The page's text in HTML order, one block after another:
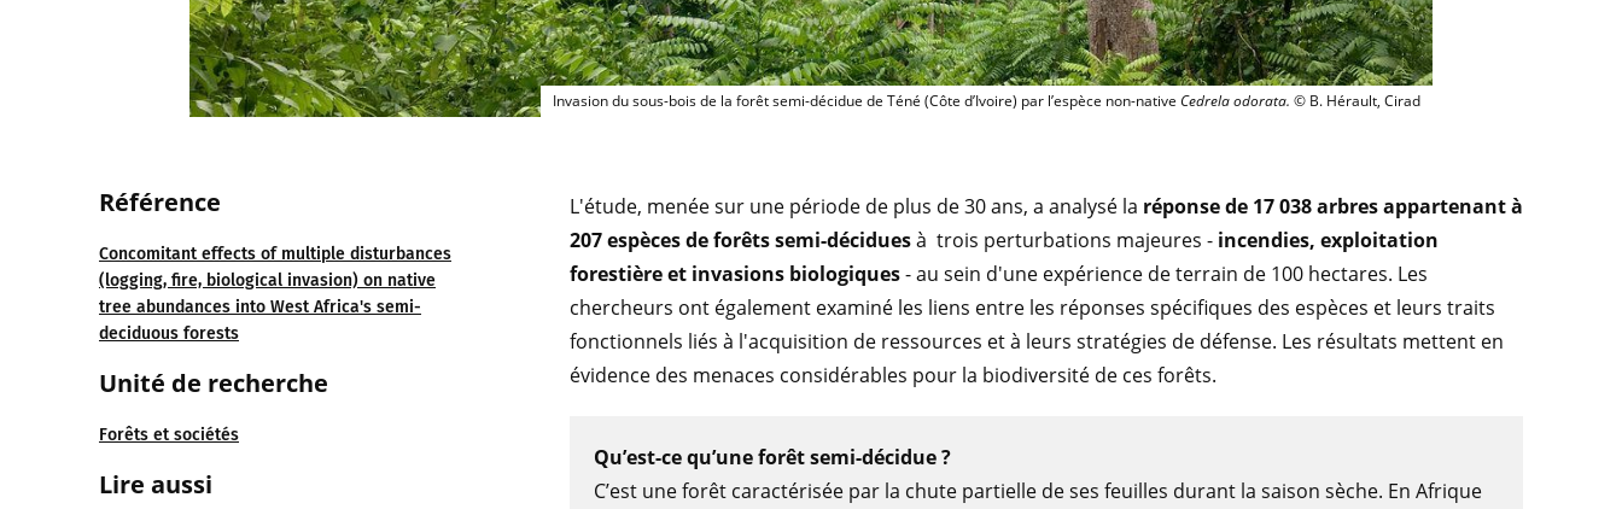
Invasion du sous-bois de la forêt semi-décidue de Téné (Côte d’Ivoire) par l’espèce non-
Invasion du sous-bois de la forêt semi-décidue de Téné (Côte d’Ivoire) par l’espèce non-native Cedrela odorata. © B. Hérault, Cirad
Référence
Concomitant effects of multiple disturbances
(logging, fire, biological invasion) on native
tree abundances into West Africa's semi-
deciduous forests
Unité de recherche
Forêts et sociétés
Lire aussi
L'étude, menée sur une période de plus de 30 ans, a analysé la réponse de 17 038 arbres appartenant à
207 espèces de forêts semi-déciduesà trois perturbations majeures - incendies, exploitation
forestière et invasions biologiques- au sein d'une expérience de terrain de 100 hectares. Les
chercheurs ont également examiné les liens entre les réponses spécifiques des espèces et leurs traits
fonctionnels liés à l'acquisition de ressources et à leurs stratégies de défense. Les résultats mettent en
évidence des menaces considérables pour la biodiversité de ces forêts.
Qu’est-ce qu’une forêt semi-décidue ?
C’est une forêt caractérisée par la chute partielle de ses feuilles durant la saison sèche. En Afrique